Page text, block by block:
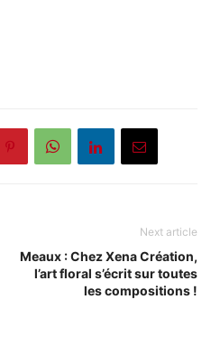
Next article
Meaux : Chez Xena Création,
l’art floral s’écrit sur toutes
les compositions !